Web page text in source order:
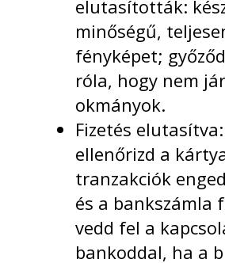
elutasították:
minőségű,
fényképet;
róla, hogy nem
okmányok.
Fizetés elutasítva:
ellenőrizd a
tranzakciók
és a bankszámla
vedd fel a
bankoddal, ha a